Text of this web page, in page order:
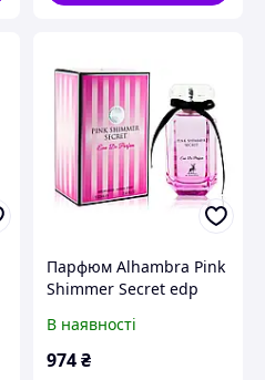
Парфюм Alhambra Pink
Shimmer Secret edp
В наявності
974₴